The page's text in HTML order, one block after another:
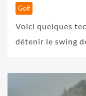
Golf
Voici quelques
détenir le swing